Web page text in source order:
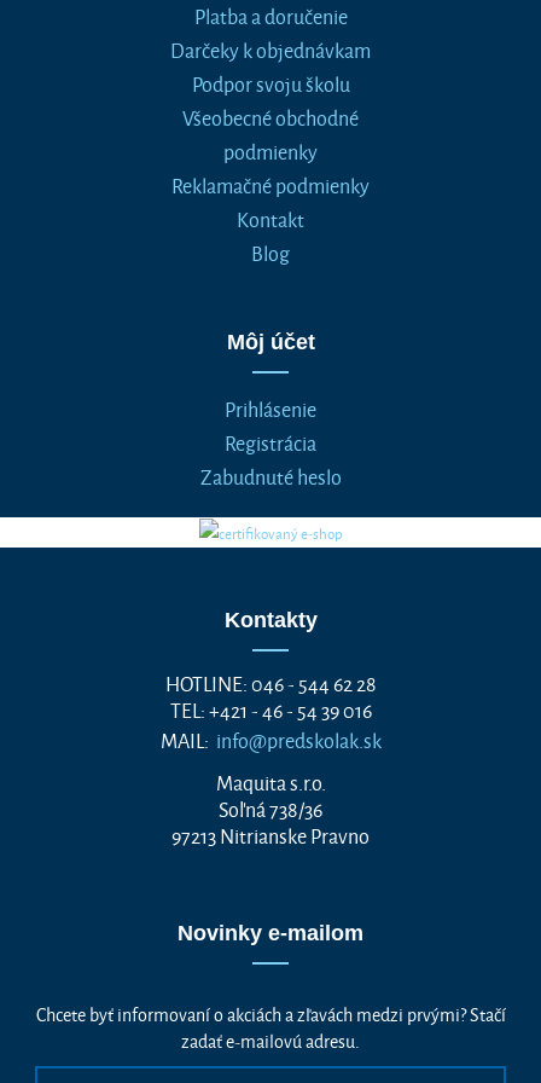
Platba a doručenie
Darčeky k objednávkam
Podpor svoju školu
Všeobecné obchodné
podmienky
Reklamačné podmienky
Kontakt
Blog
Môj účet
Prihlásenie
Registrácia
Zabudnuté heslo
Kontakty
HOTLINE: 046 - 544 62 28
TEL: +421 - 46 - 54 39 016
MAIL: info@predskolak.sk
Maquita s.r.o.
Soľná 738/36
97213 Nitrianske Pravno
Novinky e-mailom
Chcete byť informovaní o akciách a zľavách medzi prvými? Stačí
zadať e-mailovú adresu.